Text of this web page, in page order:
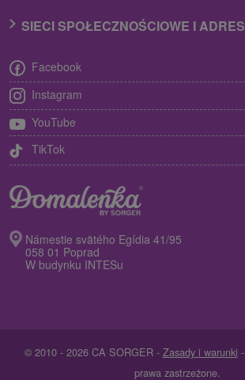
SIECI SPOŁECZNOŚCIOWE I ADRES
Facebook
Instagram
YouTube
TikTok
Námestie svätého Egídia 41/95
058 01 Poprad
W budynku INTESu
© 2010 - 2026 CA SORGER - Zasady i warunki -
prawa zastrzeżone.